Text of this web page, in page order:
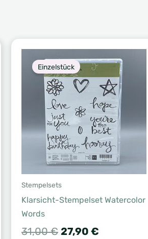
Einzelstück
Stempelsets
Klarsicht-Stempelset Watercolor
Words
31,00€ Ursprünglicher
27,90 €